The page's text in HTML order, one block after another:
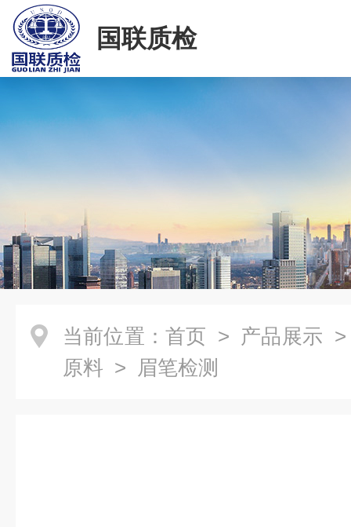
国联质检
当前位置： 首页 > 产品展示
原料 > 眉笔检测